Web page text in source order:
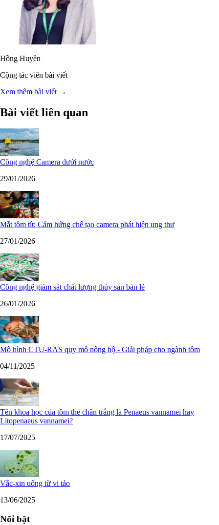
Hồng Huyền
Cộng tác viên bài viết
Xem thêm bài viết →
Bài viết liên quan
Công nghệ Camera dưới nước
29/01/2026
Mắt tôm tít: Cảm hứng chế tạo camera phát hiện ung thư
27/01/2026
Công nghệ giám sát chất lượng thủy sản bán lẻ
26/01/2026
Mô hình CTU-RAS quy mô nông hộ - Giải pháp cho ngành tôm
04/11/2025
Tên khoa học của tôm thẻ chân trắng là Penaeus vannamei hay
Litopenaeus vannamei?
17/07/2025
Vắc-xin uống từ vi tảo
13/06/2025
Nổi bật